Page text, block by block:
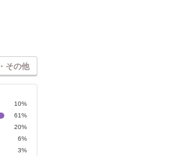
その他
10%
61%
20%
6%
3%